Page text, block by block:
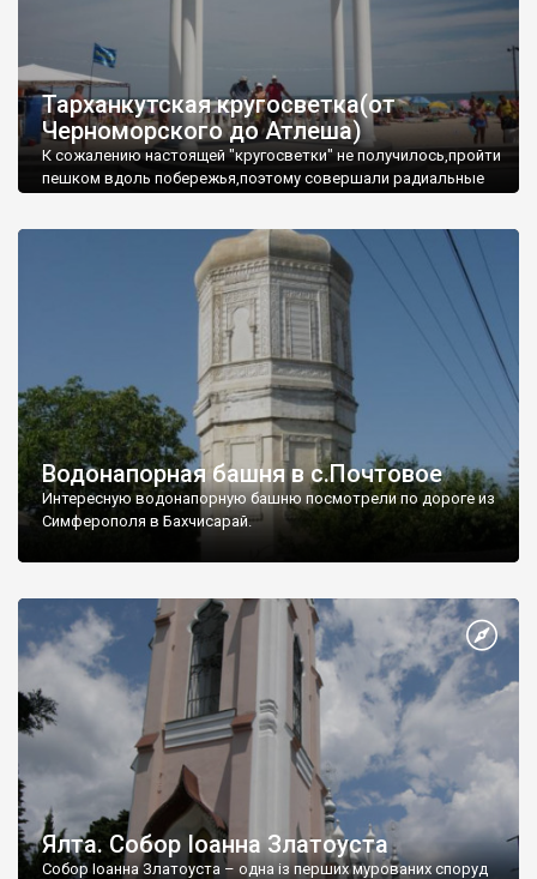
Тарханкутская кругосветка(от
Черноморского до Атлеша)
К сожалению настоящей "кругосветки" не получилось,пройти
пешком вдоль побережья,поэтому совершали радиальные
Водонапорная башня в с.Почтовое
Интересную водонапорную башню посмотрели по дороге из
Симферополя в Бахчисарай.
Ялта. Собор Іоанна Златоуста
Собор Іоанна Златоуста – одна із перших мурованих споруд